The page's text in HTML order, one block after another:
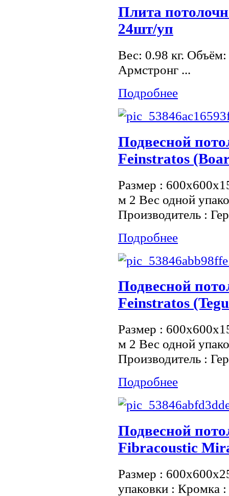
Плита
24шт/уп
Вес: 0.98 кг.
Армстронг ...
Подробнее
Подвесной
Feinstratos
Размер :
м 2 Вес одной
Производитель :
Подробнее
Подвесной
Feinstratos
Размер :
м 2 Вес одной
Производитель :
Подробнее
Подвесной
Fibracoustic
Размер :
упаковки : Кромка